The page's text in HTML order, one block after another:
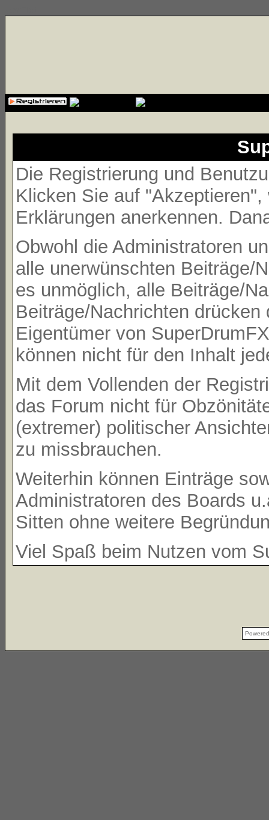
Die Registrierung und
Klicken Sie auf
Erklärungen anerkennen.
Obwohl die Administratoren
alle unerwünschten Beiträge/
es unmöglich, alle Beiträge/
Beiträge/Nachrichten
Eigentümer von
können nicht für den Inhalt
Mit dem Vollenden der
das Forum nicht für
(extremer) politischer
zu missbrauchen.
Weiterhin können Einträge
Administratoren des Boards
Sitten ohne weitere
Viel Spaß beim Nutzen vom